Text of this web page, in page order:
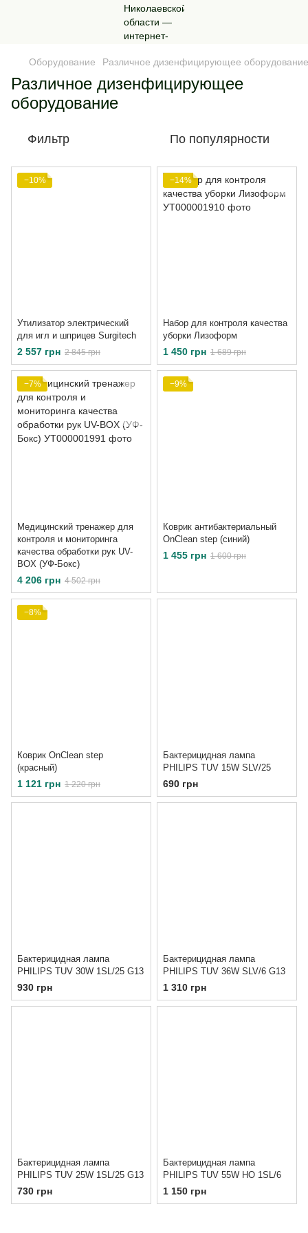
Оборудование Различное дизенфицирующее оборудование
Различное дизенфицирующее
оборудование
Фильтр По популярности
−10%
Утилизатор электрический
для игл и шприцев Surgitech
2 557 грн 2 845 грн
−14%
Набор для контроля качества
уборки Лизоформ
1 450 грн 1 689 грн
−7%
Медицинский тренажер для
контроля и мониторинга
качества обработки рук UV-
BOX (УФ-Бокс)
4 206 грн 4 502 грн
−9%
Коврик антибактериальный
OnClean step (синий)
1 455 грн 1 600 грн
−8%
Коврик OnClean step
(красный)
1 121 грн 1 220 грн
Бактерицидная лампа
PHILIPS TUV 15W SLV/25
690 грн
Бактерицидная лампа
PHILIPS TUV 30W 1SL/25 G13
930 грн
Бактерицидная лампа
PHILIPS TUV 36W SLV/6 G13
1 310 грн
Бактерицидная лампа
PHILIPS TUV 25W 1SL/25 G13
730 грн
Бактерицидная лампа
PHILIPS TUV 55W НО 1SL/6
1 150 грн